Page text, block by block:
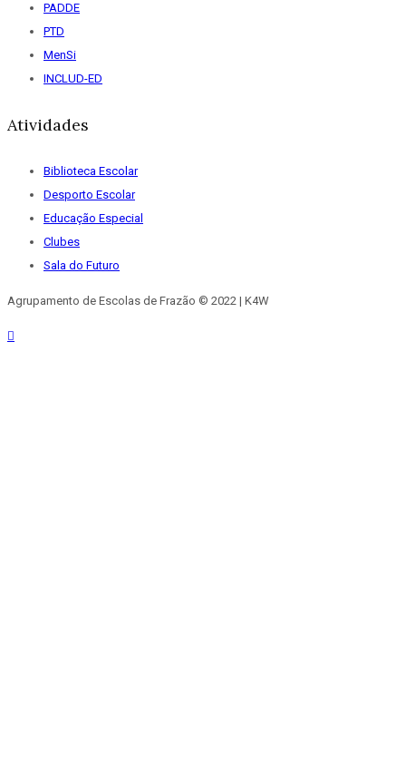
PADDE
PTD
MenSi
INCLUD-ED
Atividades
Biblioteca Escolar
Desporto Escolar
Educação Especial
Clubes
Sala do Futuro
Agrupamento de Escolas de Frazão © 2022 | K4W